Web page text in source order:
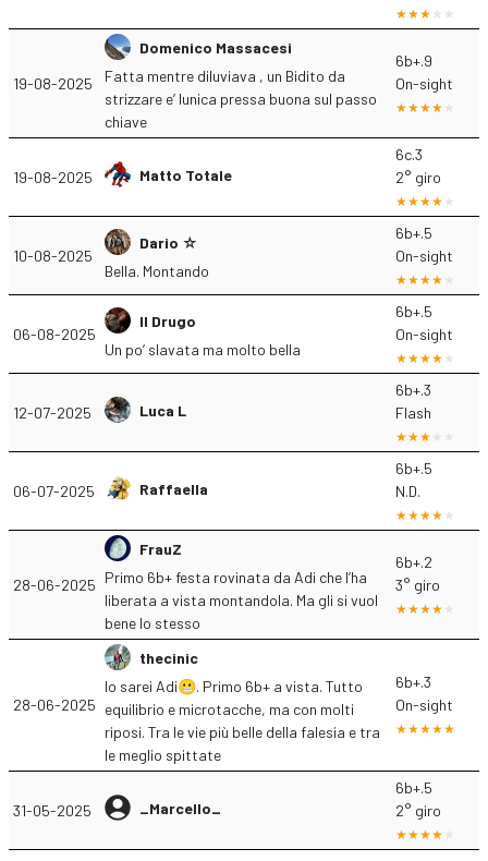
19-08-2025
Domenico Massacesi
Fatta mentre diluviava , un Bidito da
strizzare e’ lunica pressa buona sul passo
chiave
6b+.9
On-sight
19-08-2025 Matto Totale
6c.3
2° giro
10-08-2025
Dario ☆
Bella. Montando
6b+.5
On-sight
06-08-2025
Il Drugo
Un po’ slavata ma molto bella
6b+.5
On-sight
12-07-2025 Luca L
6b+.3
Flash
06-07-2025 Raffaella
6b+.5
N.D.
28-06-2025
FrauZ
Primo 6b+ festa rovinata da Adi che l’ha
liberata a vista montandola. Ma gli si vuol
bene lo stesso
6b+.2
3° giro
28-06-2025
thecinic
Io sarei Adi😬. Primo 6b+ a vista. Tutto
equilibrio e microtacche, ma con molti
riposi. Tra le vie più belle della falesia e tra
le meglio spittate
6b+.3
On-sight
31-05-2025 _Marcello_
6b+.5
2° giro